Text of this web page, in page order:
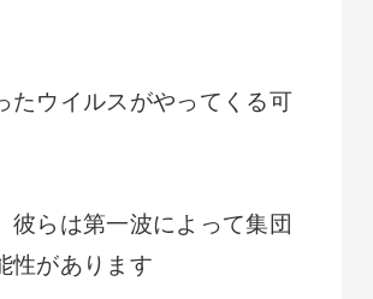
たウイルスがやってくる可
らは第一波によって集団
性があります